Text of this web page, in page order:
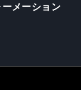
メーション